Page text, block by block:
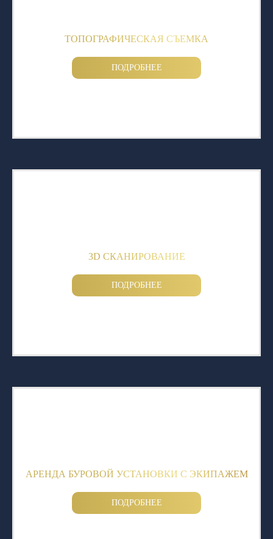
ТОПОГРАФИЧЕСКАЯ СЪЕМКА
ПОДРОБНЕЕ
3D СКАНИРОВАНИЕ
ПОДРОБНЕЕ
АРЕНДА БУРОВОЙ УСТАНОВКИ С ЭКИПАЖЕМ
ПОДРОБНЕЕ